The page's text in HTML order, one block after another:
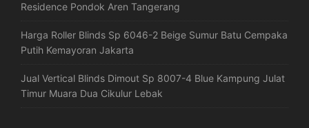
Residence Pondok Aren Tangerang
Harga Roller Blinds Sp 6046-2 Beige Sumur Batu Cempaka
Putih Kemayoran Jakarta
Jual Vertical Blinds Dimout Sp 8007-4 Blue Kampung Julat
Timur Muara Dua Cikulur Lebak